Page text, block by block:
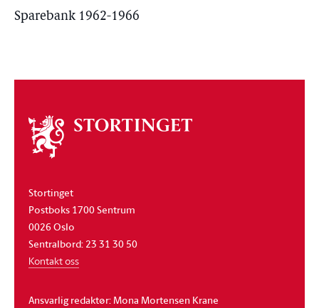
Sparebank 1962-1966
Om
stortinget
Stortinget
Postboks 1700 Sentrum
0026 Oslo
Sentralbord: 23 31 30 50
Kontakt oss
Ansvarlig redaktør: Mona Mortensen Krane